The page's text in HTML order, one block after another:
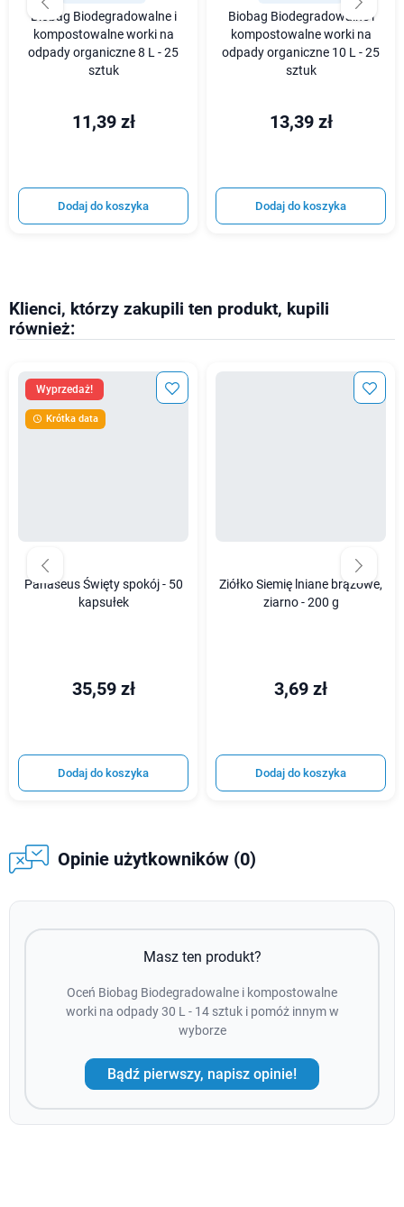
Biobag Biodegradowalne i
kompostowalne worki na
odpady organiczne 8 L - 25
sztuk
11,39 zł
Dodaj do koszyka
Biobag Biodegradowalne i
kompostowalne worki na
odpady organiczne 10 L - 25
sztuk
13,39 zł
Dodaj do koszyka
Klienci, którzy zakupili ten produkt, kupili
również:
Wyprzedaż!
 Krótka data
Panaseus Święty spokój - 50
kapsułek
35,59 zł
Dodaj do koszyka
Ziółko Siemię lniane brązowe,
ziarno - 200 g
3,69 zł
Dodaj do koszyka
Opinie użytkowników (0)
Masz ten produkt?
Oceń Biobag Biodegradowalne i kompostowalne
worki na odpady 30 L - 14 sztuk i pomóż innym w
wyborze
Bądź pierwszy, napisz opinie!